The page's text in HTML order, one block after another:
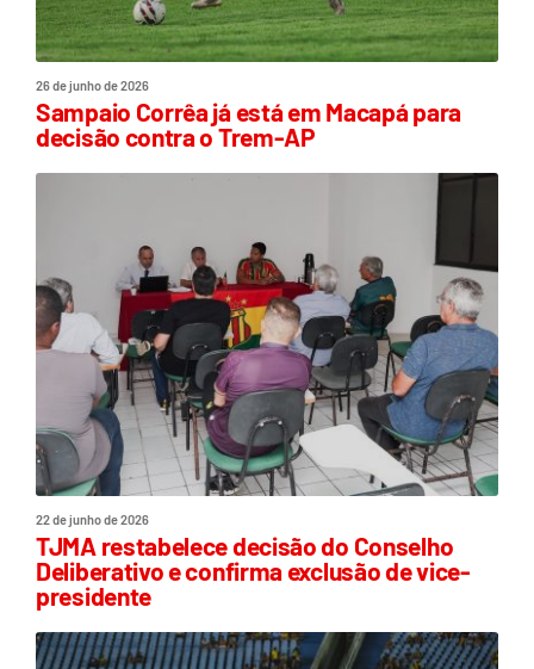
26 de junho de 2026
Sampaio Corrêa já está em Macapá para
decisão contra o Trem-AP
22 de junho de 2026
TJMA restabelece decisão do Conselho
Deliberativo e confirma exclusão de vice-
presidente